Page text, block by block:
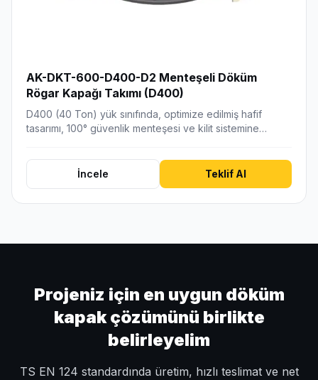
AK-DKT-600-D400-D2 Menteşeli Döküm
Rögar Kapağı Takımı (D400)
D400 (40 Ton) yük sınıfında, optimize edilmiş hafif
tasarımı, 100° güvenlik menteşesi ve kilit sistemine…
İncele Teklif Al
Projeniz için en uygun döküm
kapak çözümünü birlikte
belirleyelim
TS EN 124 standardında üretim, hızlı teslimat ve net